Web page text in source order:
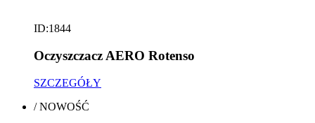
ID:1844
Oczyszczacz AERO Rotenso
SZCZEGÓŁY
/NOWOŚĆ